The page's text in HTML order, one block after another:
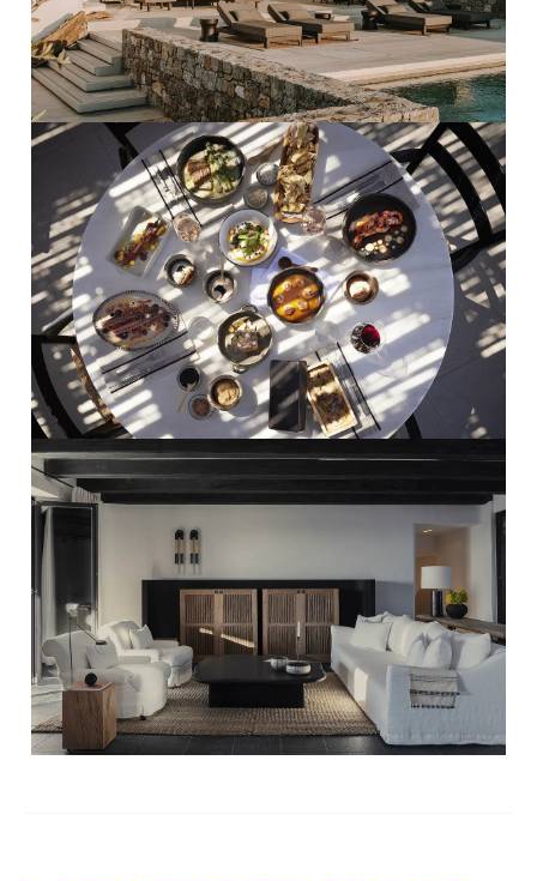
PRO ZVĚTŠENÍ KLIKNI
PRO ZVĚTŠENÍ KLIKNI